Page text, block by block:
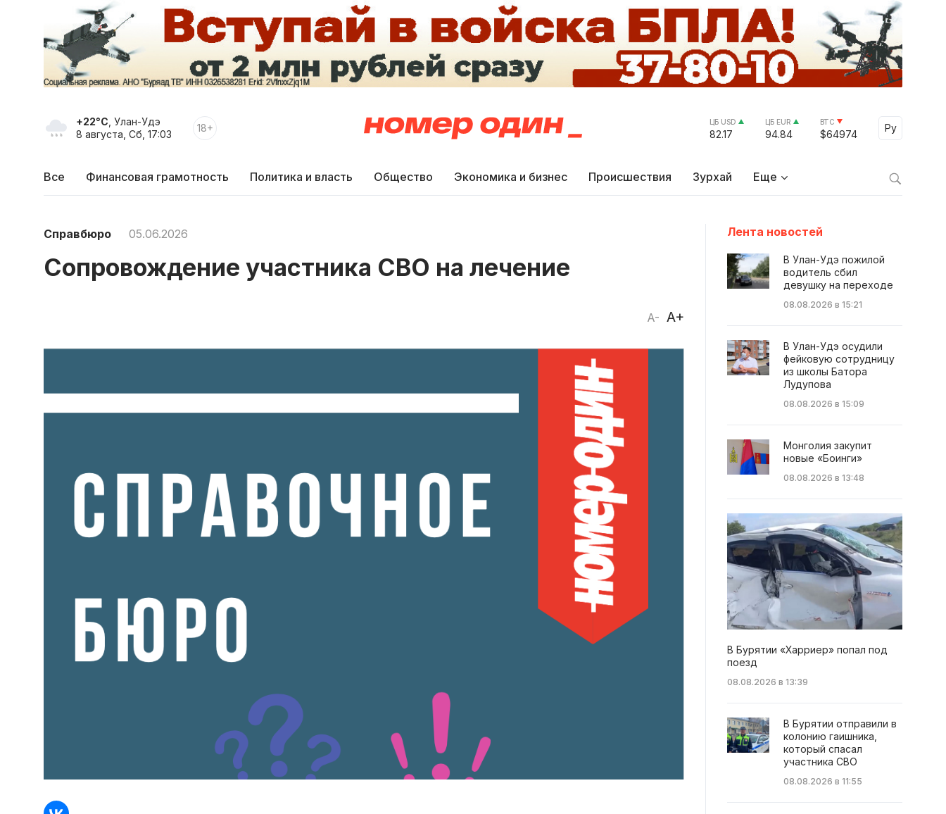
+22°C , Улан-Удэ
8 августа, Сб, 17:03
18+ ЦБ USD
82.17
ЦБ EUR
94.84
BTC
$64974
Ру
Select
Все Финансовая грамотность Политика и власть Общество Экономика и бизнес Происшествия Зурхай Еще
Справбюро 05.06.2026
Сопровождение участника СВО на лечение
A- A+
Лента новостей
В Улан-Удэ пожилой
водитель сбил
девушку на переходе
08.08.2026 в 15:21
В Улан-Удэ осудили
фейковую сотрудницу
из школы Батора
Лудупова
08.08.2026 в 15:09
Монголия закупит
новые «Боинги»
08.08.2026 в 13:48
В Бурятии «Харриер» попал под
поезд
08.08.2026 в 13:39
В Бурятии отправили в
колонию гаишника,
который спасал
участника СВО
08.08.2026 в 11:55